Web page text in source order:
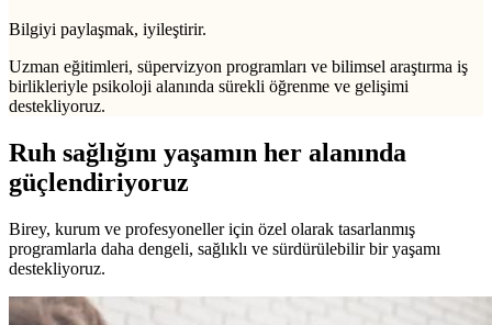
Bilgiyi paylaşmak, iyileştirir.
Uzman eğitimleri, süpervizyon programları ve bilimsel araştırma iş
birlikleriyle psikoloji alanında sürekli öğrenme ve gelişimi
destekliyoruz.
Ruh sağlığını yaşamın her alanında
güçlendiriyoruz
Birey, kurum ve profesyoneller için özel olarak tasarlanmış
programlarla daha dengeli, sağlıklı ve sürdürülebilir bir yaşamı
destekliyoruz.